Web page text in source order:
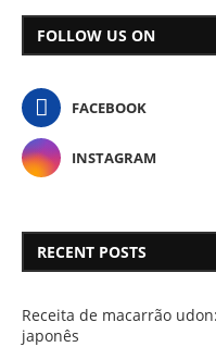
FOLLOW US ON
FACEBOOK
INSTAGRAM
RECENT POSTS
Receita de macarrão
japonês